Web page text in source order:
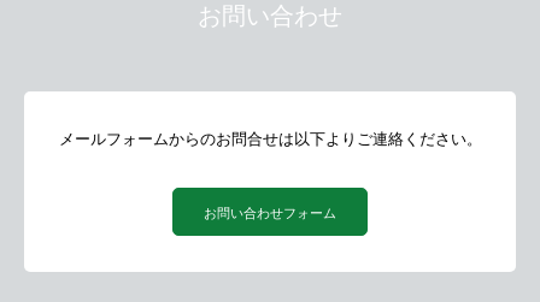
お問い合わせ
メールフォームからのお問合せは以下よりご連絡ください。
お問い合わせフォーム